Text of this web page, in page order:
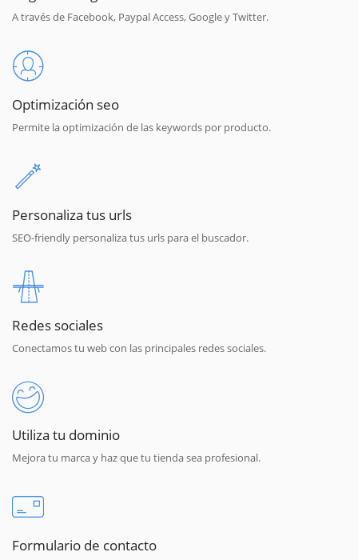
A través de Facebook, Paypal Access, Google y Twitter.
Optimización seo
Permite la optimización de las keywords por producto.
Personaliza tus urls
SEO-friendly personaliza tus urls para el buscador.
Redes sociales
Conectamos tu web con las principales redes sociales.
Utiliza tu dominio
Mejora tu marca y haz que tu tienda sea profesional.
Formulario de contacto